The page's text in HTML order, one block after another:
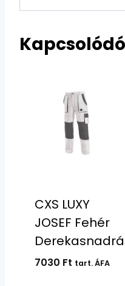
CXS LUXY
JOSEF Fehér
7030 Ft tart. ÁFA